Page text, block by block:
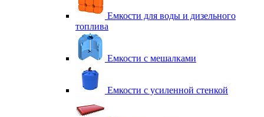
Емкости для воды и дизельного
топлива
Емкости с мешалками
Емкости с усиленной стенкой